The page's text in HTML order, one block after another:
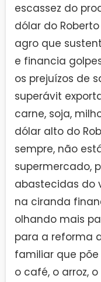
escassez do
dólar do
agro que
e financia
os prejuízos de
superávit
carne, soja,
dólar alto do
sempre, não
supermercado,
abastecidas do
na ciranda
olhando mais
para a reforma
familiar que
o café, o arroz,